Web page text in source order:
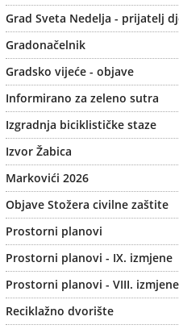
Grad Sveta Nedelja - prijatelj
Gradonačelnik
Gradsko vijeće - objave
Informirano za zeleno sutra
Izgradnja biciklističke staze
Izvor Žabica
Markovići 2026
Objave Stožera civilne zaštite
Prostorni planovi
Prostorni planovi - IX. izmjene
Prostorni planovi - VIII. izmjene
Reciklažno dvorište